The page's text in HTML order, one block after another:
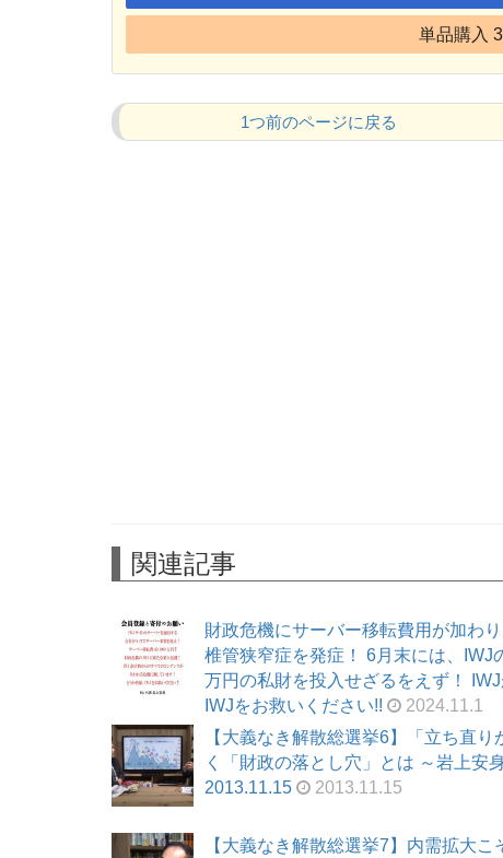
単品購入
1つ前のページに戻る
関連記事
財政危機にサーバー移転費用が加わ
椎管狭窄症を発症！ 6月末には、
万円の私財を投入せざるをえず！
IWJをお救いください!!
2024.11.1
【大義なき解散総選挙6】「立ち直
く「財政の落とし穴」とは ～岩上安
2013.11.15
2013.11.15
【大義なき解散総選挙7】内需拡大